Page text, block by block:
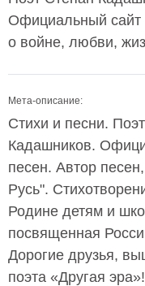
Официальный сайт
о войне, любви,
Мета-описание:
Стихи и песни.
Кадашников.
песен. Автор
Русь".
Родине детям и
посвященная
Дорогие друзья,
поэта «Другая